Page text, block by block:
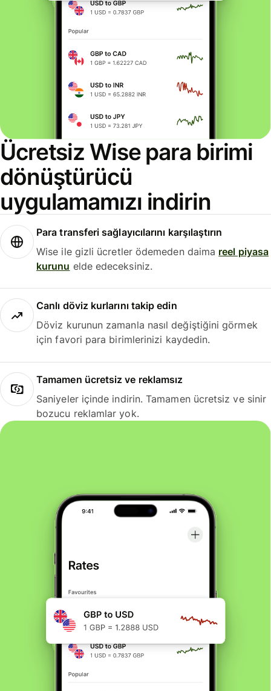
Ücretsiz Wise para birimi
dönüştürücü
uygulamamızı indirin
Para transferi sağlayıcılarını karşılaştırın
Wise ile gizli ücretler ödemeden daima reel piyasa
kurunu elde edeceksiniz.
Canlı döviz kurlarını takip edin
Döviz kurunun zamanla nasıl değiştiğini görmek
için favori para birimlerinizi kaydedin.
Tamamen ücretsiz ve reklamsız
Saniyeler içinde indirin. Tamamen ücretsiz ve sinir
bozucu reklamlar yok.